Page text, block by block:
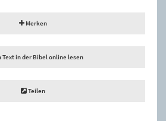
Merken
Text in der Bibel online lesen
Teilen